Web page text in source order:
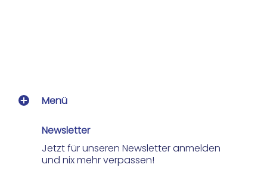
Menü
Newsletter
Jetzt für unseren Newsletter anmelden
und nix mehr verpassen!